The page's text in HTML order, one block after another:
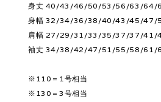
身丈 40/43/46/50/53/56/63/64/
身幅 32/34/36/38/40/43/45/47/
肩幅 27/29/31/33/35/37/37/41/
袖丈 34/38/42/47/51/55/58/61/
※110＝1号相当
※130＝3号相当